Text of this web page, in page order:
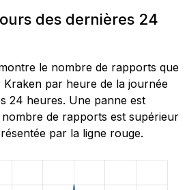
des dernières 24
le nombre de rapports que
par heure de la journée
24 heures. Une panne est
de rapports est supérieur
par la ligne rouge.